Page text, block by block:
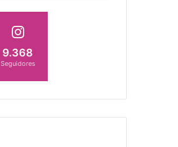
9.368
Seguidores